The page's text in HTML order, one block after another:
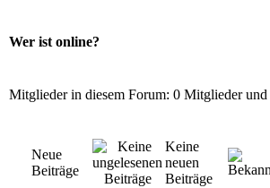
Wer ist online?
Mitglieder in diesem Forum: 0 Mitglieder und
Neue
Beiträge
Keine
neuen
Beiträge